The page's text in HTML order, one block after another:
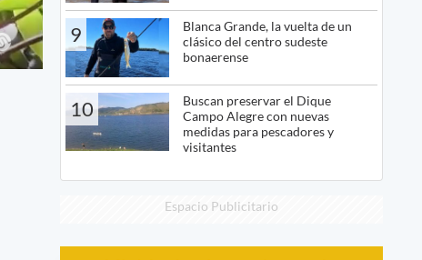
9
Blanca Grande, la vuelta de un
clásico del centro sudeste
bonaerense
10
Buscan preservar el Dique
Campo Alegre con nuevas
medidas para pescadores y
visitantes
Espacio Publicitario